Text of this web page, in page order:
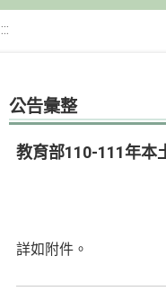
:::
公告彙整
教育部110-111年本
詳如附件。